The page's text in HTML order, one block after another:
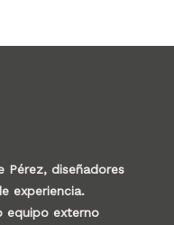
Pérez, diseñadores
experiencia.
equipo externo